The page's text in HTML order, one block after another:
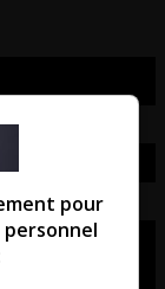
pour